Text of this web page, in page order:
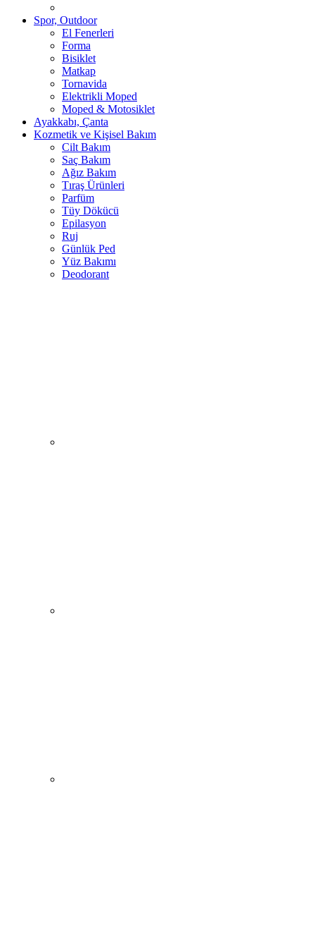
Spor, Outdoor
El Fenerleri
Forma
Bisiklet
Matkap
Tornavida
Elektrikli Moped
Moped & Motosiklet
Ayakkabı, Çanta
Kozmetik ve Kişisel Bakım
Cilt Bakım
Saç Bakım
Ağız Bakım
Tıraş Ürünleri
Parfüm
Tüy Dökücü
Epilasyon
Ruj
Günlük Ped
Yüz Bakımı
Deodorant